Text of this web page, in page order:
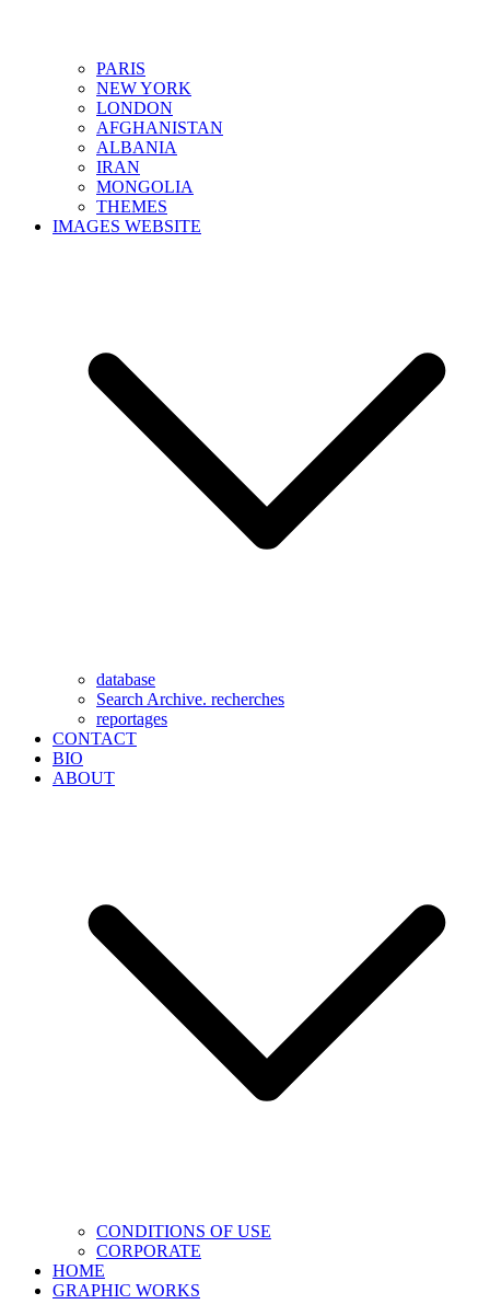
PARIS
NEW YORK
LONDON
AFGHANISTAN
ALBANIA
IRAN
MONGOLIA
THEMES
IMAGES WEBSITE
database
Search Archive. recherches
reportages
CONTACT
BIO
ABOUT
CONDITIONS OF USE
CORPORATE
HOME
GRAPHIC WORKS